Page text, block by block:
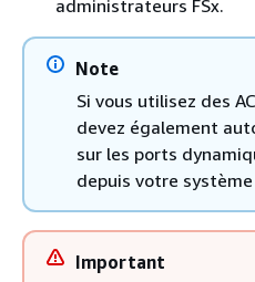
administrateurs FSx.
Note
Si vous utilisez des
devez également
sur les ports
depuis votre
Important